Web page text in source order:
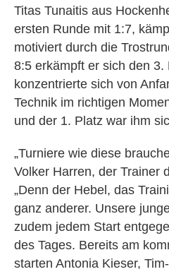
Titas Tunaitis aus
ersten Runde mit 1:7,
motiviert durch die
8:5 erkämpft er sich den 3.
konzentrierte sich von
Technik im richtigen
und der 1. Platz war ihm
„Turniere wie diese
Volker Harren, der Trainer
„Denn der Hebel, das
ganz anderer. Unsere
zudem jedem Start
des Tages. Bereits am
starten Antonia Kieser,